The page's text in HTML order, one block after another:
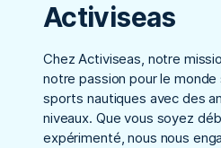
Activiseas
Chez Activiseas, notre
notre passion pour le
sports nautiques avec des
niveaux. Que vous soyez
expérimenté, nous nous